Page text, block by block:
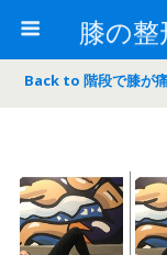
Back to 階段で膝が